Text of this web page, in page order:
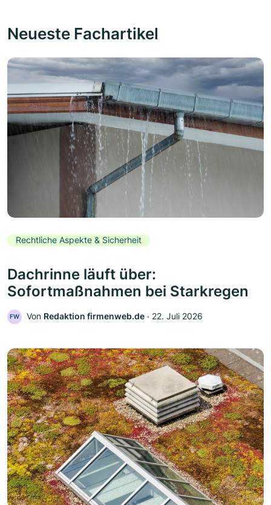
Neueste Fachartikel
Rechtliche Aspekte & Sicherheit
Dachrinne läuft über:
Sofortmaßnahmen bei Starkregen
FW Von Redaktion firmenweb.de ‧ 22. Juli 2026